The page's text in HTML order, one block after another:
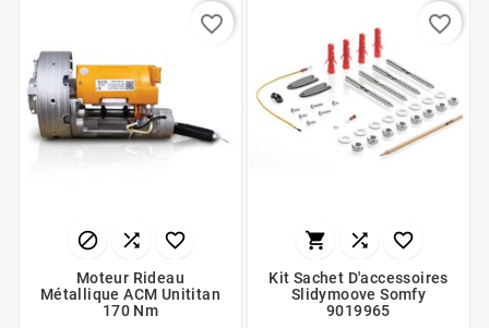
  
Moteur Rideau
Métallique ACM Unititan
170 Nm
favorite_border
  
Kit Sachet D'accessoires
Slidymoove Somfy
9019965
favorite_border